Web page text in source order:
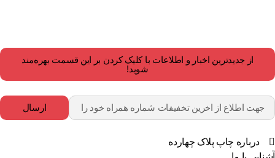
از جدیدترین اخبار و اطلاعات با کلیک کردن بر این قسمت بهره‌مند
شوید!
ارسال
درباره چاپ پلاک چهارده